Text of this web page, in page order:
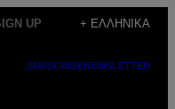
UP + ΕΛΛΗΝΙΚΆ
SUBSCRIBENEWSLETTER